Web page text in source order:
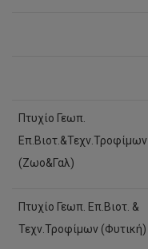
Πτυχίο Γεωπ.
Επ.Βιοτ.&Τεχν.Τροφίμων
(Ζωο&Γαλ)
Πτυχίο Γεωπ. Επ.Βιοτ. &
Τεχν.Τροφίμων (Φυτική)